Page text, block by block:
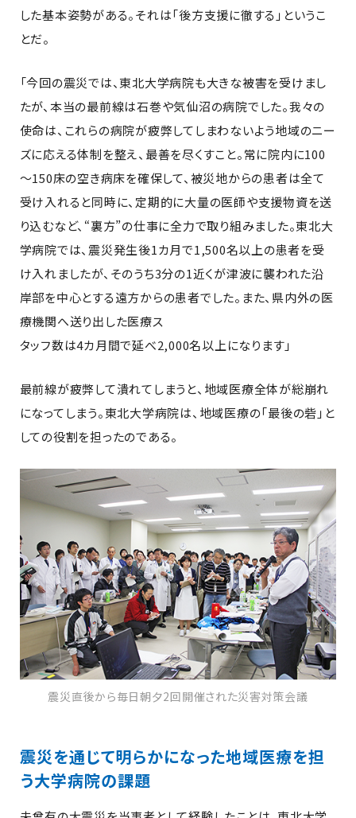
した基本姿勢がある。それは「後方支援に徹する」というこ
とだ。
「今回の震災では、東北大学病院も大きな被害を受けまし
たが、本当の最前線は石巻や気仙沼の病院でした。我々の
使命は、これらの病院が疲弊してしまわないよう地域のニー
ズに応える体制を整え、最善を尽くすこと。常に院内に100
～150床の空き病床を確保して、被災地からの患者は全て
受け入れると同時に、定期的に大量の医師や支援物資を送
り込むなど、“裏方”の仕事に全力で取り組みました。東北大
学病院では、震災発生後1カ月で1,500名以上の患者を受
け入れましたが、そのうち3分の1近くが津波に襲われた沿
岸部を中心とする遠方からの患者でした。また、県内外の医
療機関へ送り出した医療ス
タッフ数は4カ月間で延べ2,000名以上になります」
最前線が疲弊して潰れてしまうと、地域医療全体が総崩れ
になってしまう。東北大学病院は、地域医療の「最後の砦」と
しての役割を担ったのである。
震災直後から毎日朝夕2回開催された災害対策会議
震災を通じて明らかになった地域医療を担
う大学病院の課題